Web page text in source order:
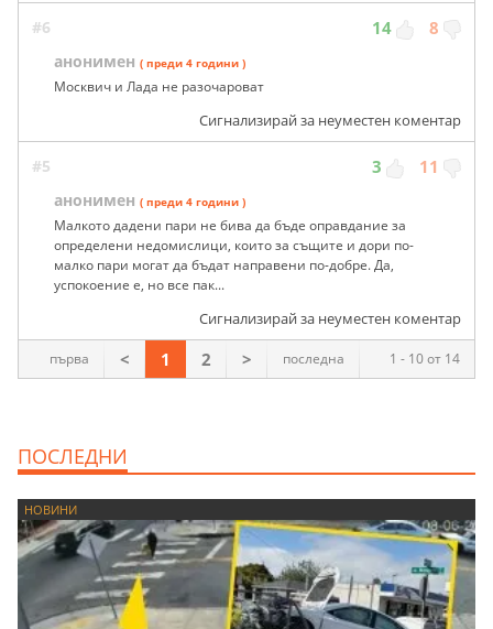
#6 14 8
анонимен ( преди 4 години )
Москвич и Лада не разочароват
Сигнализирай за неуместен коментар
#5 3 11
анонимен ( преди 4 години )
Малкото дадени пари не бива да бъде оправдание за
определени недомислици, които за същите и дори по-
малко пари могат да бъдат направени по-добре. Да,
успокоение е, но все пак...
Сигнализирай за неуместен коментар
1 - 10 от 14
първа < 1 2 > последна
ПОСЛЕДНИ
НОВИНИ